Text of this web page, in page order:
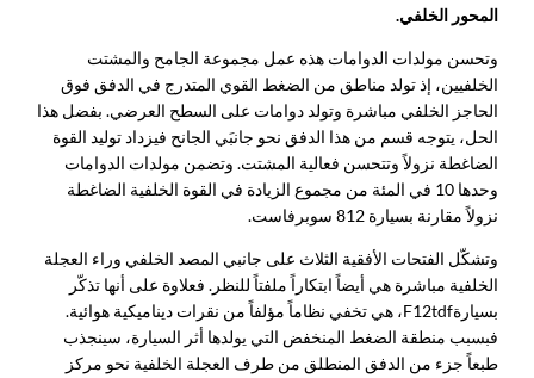
المحور الخلفي.
وتحسن مولدات الدوامات هذه عمل مجموعة الجامح والمشتت
الخلفيين، إذ تولد مناطق من الضغط القوي المتدرج في الدفق فوق
الحاجز الخلفي مباشرة وتولد دوامات على السطح العرضي. بفضل هذا
الحل، يتوجه قسم من هذا الدفق نحو جانبَي الجانح فيزداد توليد القوة
الضاغطة نزولاً وتتحسن فعالية المشتت. وتضمن مولدات الدوامات
وحدها 10 في المئة من مجموع الزيادة في القوة الخلفية الضاغطة
نزولاً مقارنة بسيارة 812 سوبرفاست.
وتشكّل الفتحات الأفقية الثلاث على جانبي المصد الخلفي وراء العجلة
الخلفية مباشرة هي أيضاً ابتكاراً ملفتاً للنظر. فعلاوة على أنها تذكّر
بسيارة
F12tdf، هي تخفي نظاماً مؤلفاً من نقرات ديناميكية هوائية.
فبسبب منطقة الضغط المنخفض التي يولدها أثر السيارة، سينجذب
طبعاً جزء من الدفق المنطلق من طرف العجلة الخلفية نحو مركز